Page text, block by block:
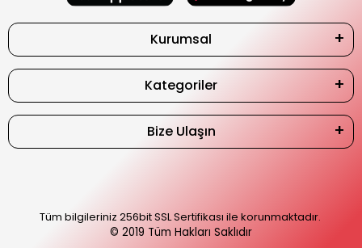
Kurumsal
Kategoriler
Bize Ulaşın
Tüm bilgileriniz 256bit SSL Sertifikası ile korunmaktadır.
© 2019 Tüm Hakları Saklıdır